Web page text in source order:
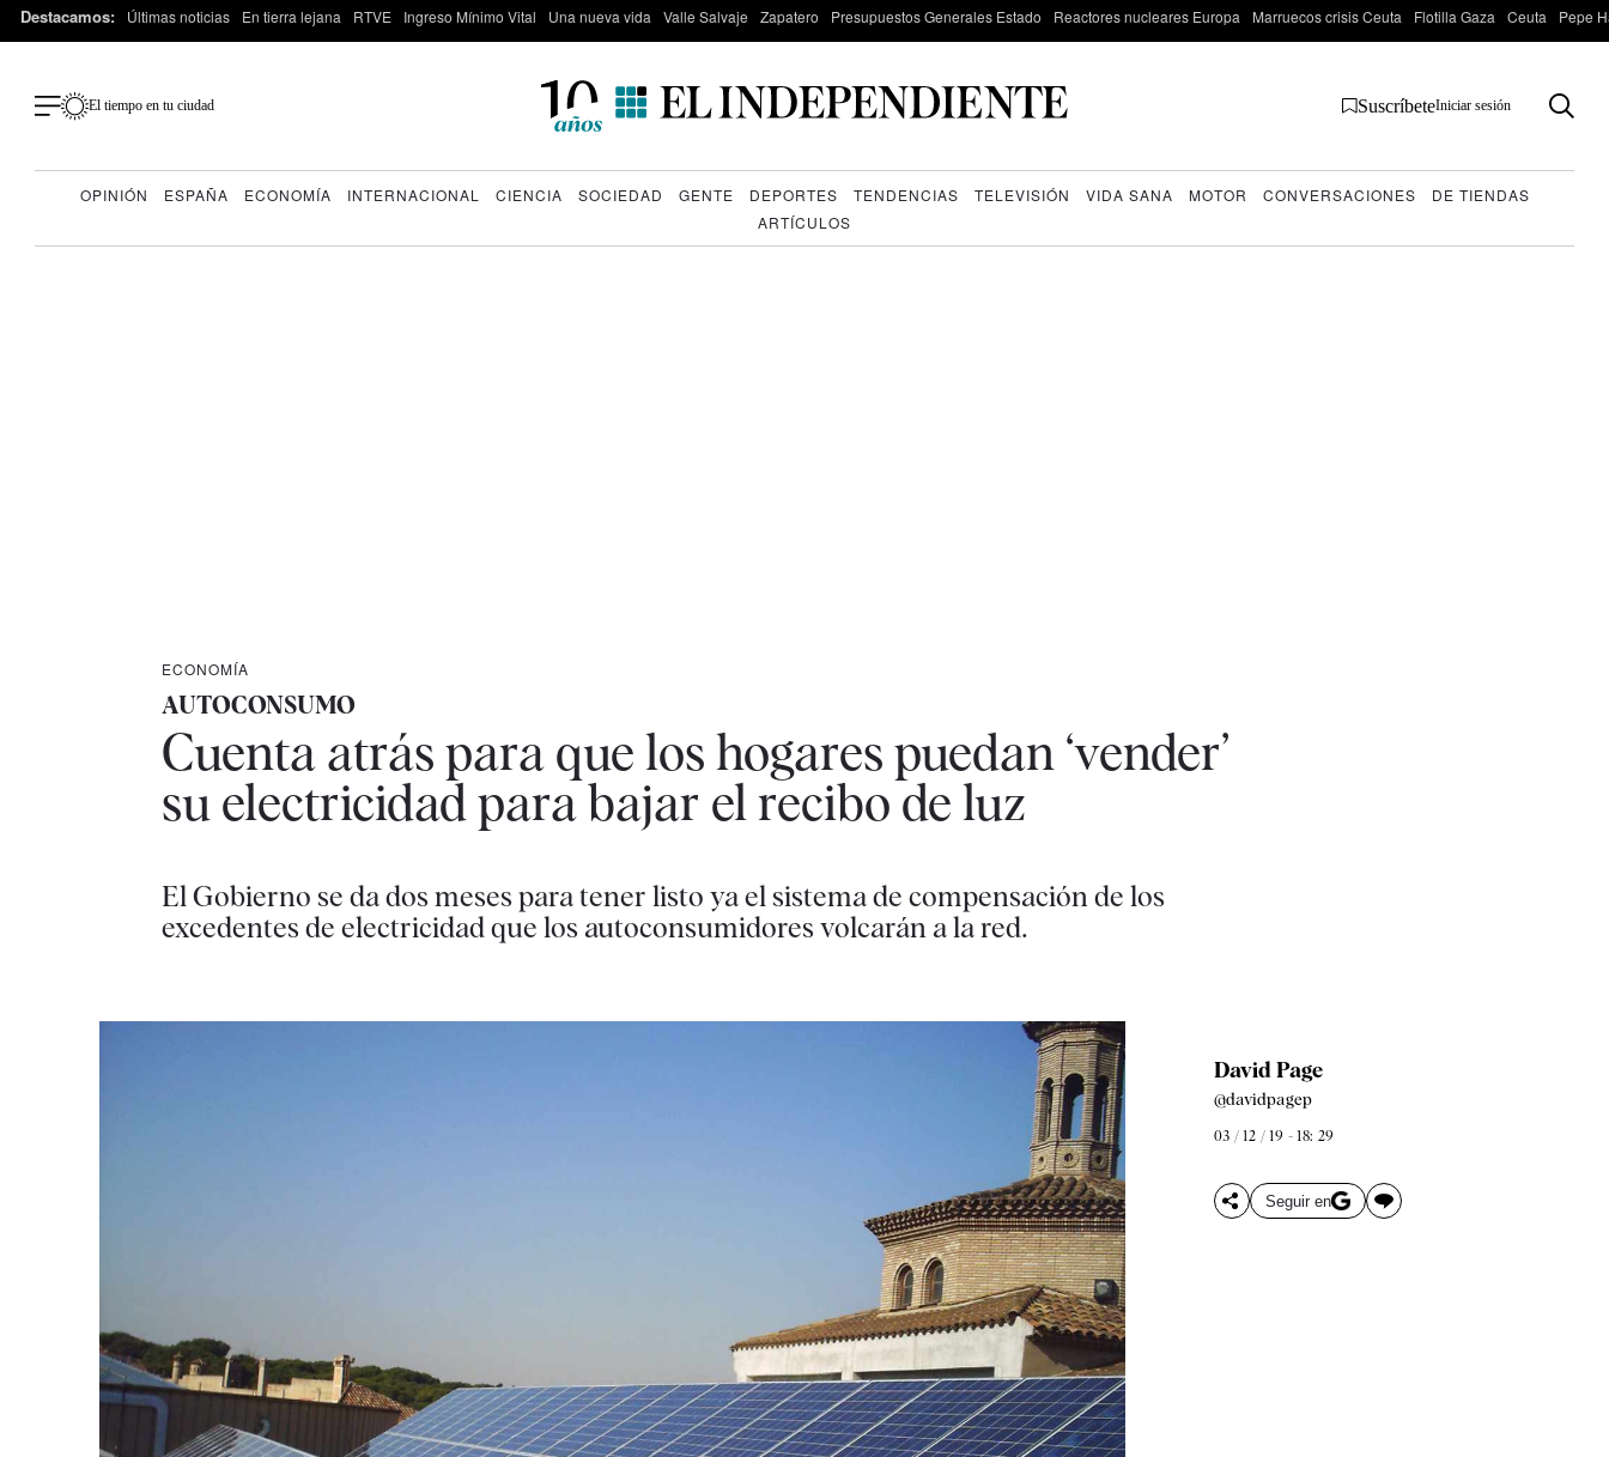
Destacamos: Últimas noticias En tierra lejana RTVE Ingreso Mínimo Vital Una nueva vida Valle Salvaje Zapatero Presupuestos Generales Estado Reactores nucleares Europa Marruecos crisis Ceuta Flotilla Gaza Ceuta Pepe
El tiempo en tu ciudad SuscríbeteIniciar sesión
OPINIÓN ESPAÑA ECONOMÍA INTERNACIONAL CIENCIA SOCIEDAD GENTE DEPORTES TENDENCIAS TELEVISIÓN VIDA SANA MOTOR CONVERSACIONES
DE TIENDAS
ARTÍCULOS
ECONOMÍA
AUTOCONSUMO
Cuenta atrás para que los hogares puedan ‘vender’
su electricidad para bajar el recibo de luz
El Gobierno se da dos meses para tener listo ya el sistema de compensación de los
excedentes de electricidad que los autoconsumidores volcarán a la red.
David Page
@davidpagep
03 / 12 / 19 - 18: 29
Seguir en